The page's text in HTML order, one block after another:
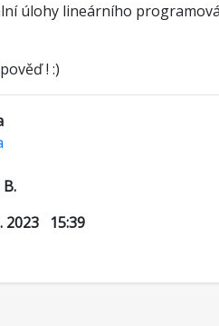
úlohy lineárního
! :)
2023 15:39